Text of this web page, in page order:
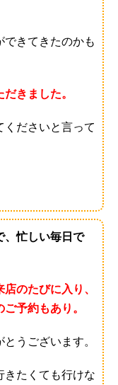
できてきたのかも
きました。
くださいと言って
、忙しい毎日で
のたびに入り、
予約もあり。
うございます。
きたくても行けな